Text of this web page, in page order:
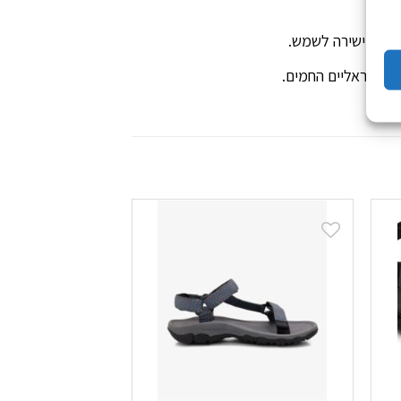
ישירה לשמש.
הישראליים החמים.